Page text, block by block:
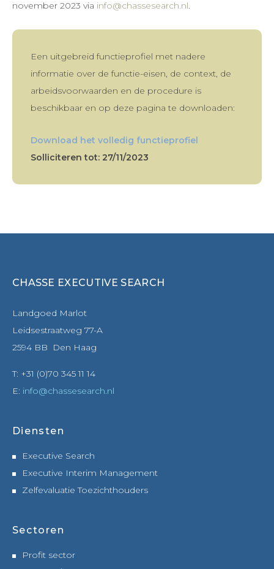
november 2023 via info@chassesearch.nl.
Een uitgebreid functieprofiel met nadere
informatie over de functie-eisen, de context, de
arbeidsvoorwaarden en de procedure is
beschikbaar en op deze pagina te downloaden:
Download het volledig functieprofiel
Solliciteren tot: 27/11/2023
CHASSE EXECUTIVE SEARCH
Landgoed Marlot
Leidsestraatweg 77-A
2594 BB Den Haag
T: +31 (0)70 345 11 14
E: info@chassesearch.nl
Diensten
Executive Search
Executive Interim Management
Zelfevaluatie Toezichthouders
Sectoren
Profit sector